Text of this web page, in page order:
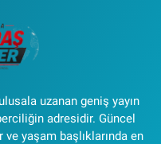
uzanan geniş yayın
adresidir. Güncel
yaşam başlıklarında en